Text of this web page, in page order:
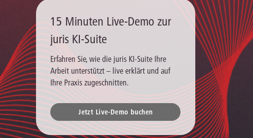
15 Minuten Live-Demo zur
juris KI-Suite
Erfahren Sie, wie die juris KI-Suite Ihre
Arbeit unterstützt – live erklärt und auf
Ihre Praxis zugeschnitten.
Jetzt Live-Demo buchen